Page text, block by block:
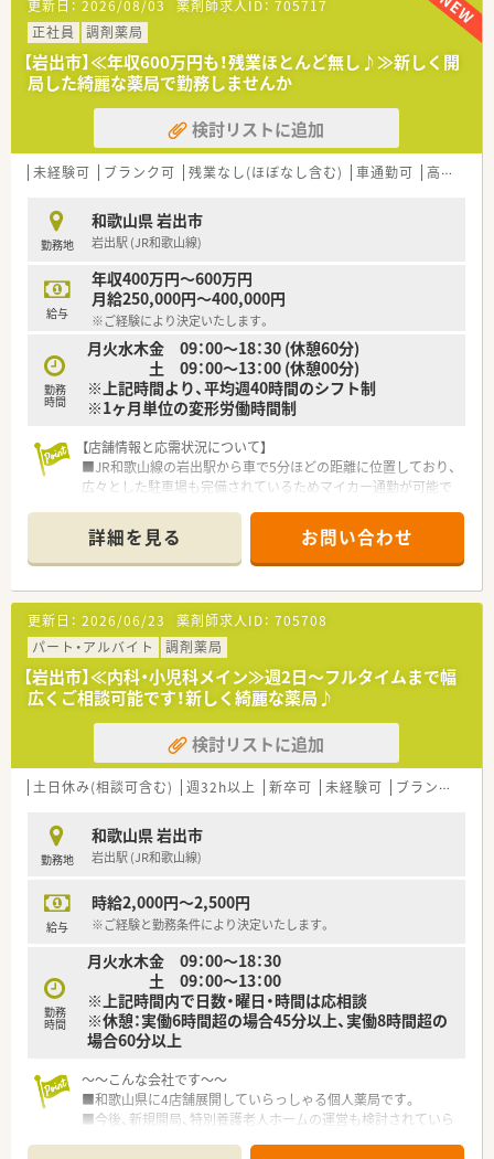
更新日： 2026/08/03 薬剤師求人ID： 705717
正社員
調剤薬局
【岩出市】≪年収600万円も！残業ほとんど無し♪≫新しく開
局した綺麗な薬局で勤務しませんか
検討リストに追加
未経験可 ブランク可 残業なし(ほぼなし含む) 車通勤可 高給与(600万円以上)
勤務地
和歌山県 岩出市
岩出駅 (JR和歌山線)
給与
年収400万円～600万円
月給250,000円～400,000円
※ご経験により決定いたします。
勤務
時間
月火水木金 09：00～18：30 (休憩60分)
土 09：00～13：00 (休憩00分)
※上記時間より、平均週40時間のシフト制
※1ヶ月単位の変形労働時間制
【店舗情報と応需状況について】
■JR和歌山線の岩出駅から車で5分ほどの距離に位置しており、
広々とした駐車場も完備されているためマイカー通勤が可能で
■近隣のクリニックから内科と小児科をメインに応需しており、
1日あたり-枚程度の処方箋に対応しています。
■薬剤師は常勤2名と事務2名の体制で運営しており、連携を取
りながらテキパキと効率よく日々の業務に取り組んでいる店舗
です。
【募集背景と求める人物像について】
■今後のさらなる事業拡大とサービス向上を見据えた増員募集
であり、即戦力として活躍いただける方を急募にてお待ちしてい
ます。
■代表が人柄を最も重視して採用を行っているため、周囲と円滑
にコミュニケーションが取れる協調性のある方を求めていま
す。
■外来業務だけでなく施設への在宅業務にも関心があり、患者様
す。
【法人特徴について】
年の事業継承以来、着実に増収増益を続けている安定企業です。
■代表は元MRの経歴を持ち現場の薬剤師としても活躍してお
す。
■今後は新規開局や特別養護老人ホームの運営も計画しており、
地域医療を支えるために積極的な事業展開を目指している法人
です。
詳細を見る お問い合わせ
更新日： 2026/06/23 薬剤師求人ID： 705708
パート・アルバイト
調剤薬局
【岩出市】≪内科・小児科メイン≫週2日～フルタイムまで幅
広くご相談可能です！新しく綺麗な薬局♪
検討リストに追加
土日休み(相談可含む) 週32h以上 新卒可 未経験可 ブランク可
勤務地
和歌山県 岩出市
岩出駅 (JR和歌山線)
給与
時給2,000円～2,500円
※ご経験と勤務条件により決定いたします。
勤務
時間
月火水木金 09：00～18：30
土 09：00～13：00
※上記時間内で日数・曜日・時間は応相談
※休憩：実働6時間超の場合45分以上、実働8時間超の
場合60分以上
～～こんな会社です～～
■和歌山県に4店舗展開していらっしゃる個人薬局です。
■今後、新規開局、特別養護老人ホームの運営も検討されていら